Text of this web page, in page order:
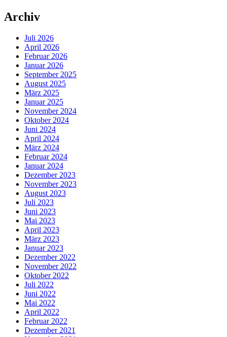
Archiv
Juli 2026
April 2026
Februar 2026
Januar 2026
September 2025
August 2025
März 2025
Januar 2025
November 2024
Oktober 2024
Juni 2024
April 2024
März 2024
Februar 2024
Januar 2024
Dezember 2023
November 2023
August 2023
Juli 2023
Juni 2023
Mai 2023
April 2023
März 2023
Januar 2023
Dezember 2022
November 2022
Oktober 2022
Juli 2022
Juni 2022
Mai 2022
April 2022
Februar 2022
Dezember 2021